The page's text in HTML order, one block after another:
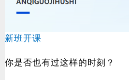
新班开课
你是否也有过这样的时刻？